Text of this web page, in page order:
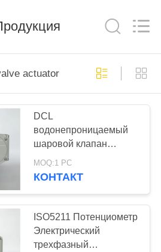
actuator
DCL
водонепроницаемый
шаровой клапан
AC220V 1600Nm 3-
фазный приводящий
MOQ:1 PC
КОНТАКТ
ISO5211 Потенциометр
Электрический
трехфазный